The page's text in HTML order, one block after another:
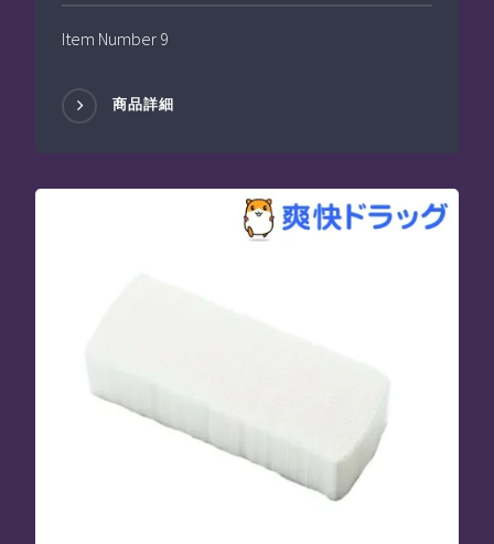
Item Number 9
商品詳細